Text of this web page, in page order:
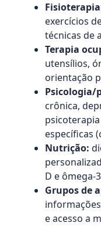
exercícios
técnicas de
Terapia
utensílios,
orientação
crônica,
específicas
Nutrição:
D e ômega-
Grupos de
e acesso a